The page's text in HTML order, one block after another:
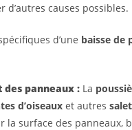
d’autres causes possibles.
d’une baisse de
des panneaux : La
d’oiseaux et autres
la surface des panneaux,